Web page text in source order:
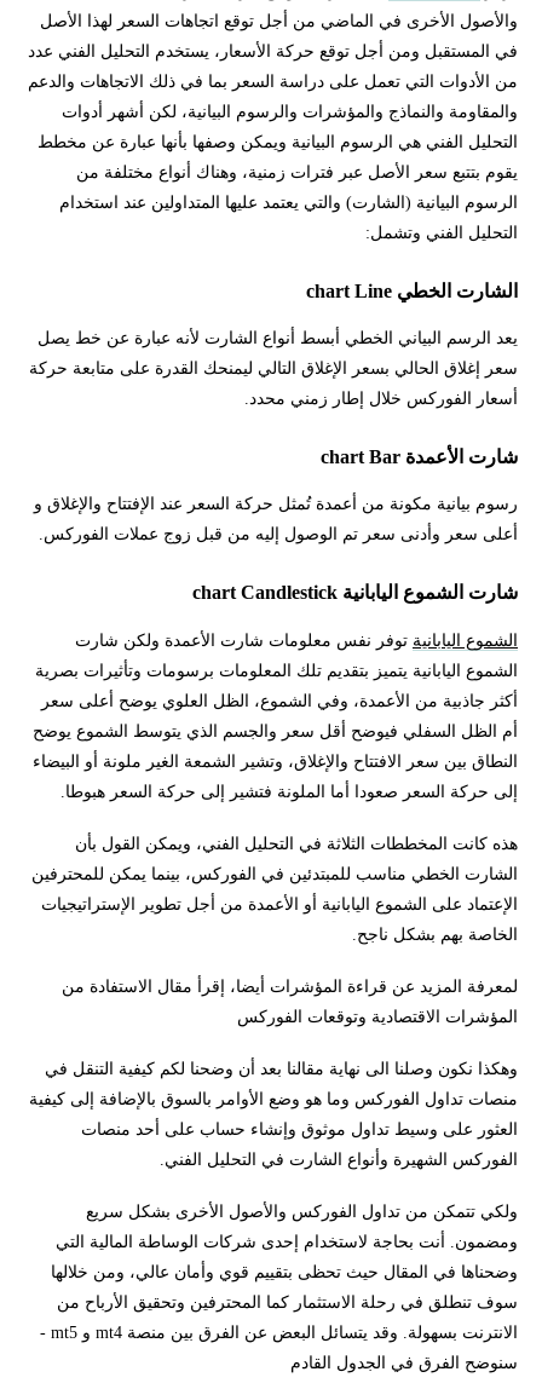
والأصول الأخرى في الماضي من أجل توقع اتجاهات السعر لهذا الأصل
في المستقبل ومن أجل توقع حركة الأسعار، يستخدم التحليل الفني عدد
من الأدوات التي تعمل على دراسة السعر بما في ذلك الاتجاهات والدعم
والمقاومة والنماذج والمؤشرات والرسوم البيانية، لكن أشهر أدوات
التحليل الفني هي الرسوم البيانية ويمكن وصفها بأنها عبارة عن مخطط
يقوم بتتبع سعر الأصل عبر فترات زمنية، وهناك أنواع مختلفة من
الرسوم البيانية (الشارت) والتي يعتمد عليها المتداولين عند استخدام
التحليل الفني وتشمل:
الشارت الخطي chart Line
يعد الرسم البياني الخطي أبسط أنواع الشارت لأنه عبارة عن خط يصل
سعر إغلاق الحالي بسعر الإغلاق التالي ليمنحك القدرة على متابعة حركة
أسعار الفوركس خلال إطار زمني محدد.
شارت الأعمدة chart Bar
رسوم بيانية مكونة من أعمدة تُمثل حركة السعر عند الإفتتاح والإغلاق و
أعلى سعر وأدنى سعر تم الوصول إليه من قبل زوج عملات الفوركس.
شارت الشموع اليابانية chart Candlestick
الشموع اليابانية توفر نفس معلومات شارت الأعمدة ولكن شارت
الشموع اليابانية يتميز بتقديم تلك المعلومات برسومات وتأثيرات بصرية
أكثر جاذبية من الأعمدة، وفي الشموع، الظل العلوي يوضح أعلى سعر
أم الظل السفلي فيوضح أقل سعر والجسم الذي يتوسط الشموع يوضح
النطاق بين سعر الافتتاح والإغلاق، وتشير الشمعة الغير ملونة أو البيضاء
إلى حركة السعر صعودا أما الملونة فتشير إلى حركة السعر هبوطا.
هذه كانت المخططات الثلاثة في التحليل الفني، ويمكن القول بأن
الشارت الخطي مناسب للمبتدئين في الفوركس، بينما يمكن للمحترفين
الإعتماد على الشموع اليابانية أو الأعمدة من أجل تطوير الإستراتيجيات
الخاصة بهم بشكل ناجح.
لمعرفة المزيد عن قراءة المؤشرات أيضا، إقرأ مقال الاستفادة من
المؤشرات الاقتصادية وتوقعات الفوركس
وهكذا نكون وصلنا الى نهاية مقالنا بعد أن وضحنا لكم كيفية التنقل في
منصات تداول الفوركس وما هو وضع الأوامر بالسوق بالإضافة إلى كيفية
العثور على وسيط تداول موثوق وإنشاء حساب على أحد منصات
الفوركس الشهيرة وأنواع الشارت في التحليل الفني.
ولكي تتمكن من تداول الفوركس والأصول الأخرى بشكل سريع
ومضمون. أنت بحاجة لاستخدام إحدى شركات الوساطة المالية التي
وضحناها في المقال حيث تحظى بتقييم قوي وأمان عالي، ومن خلالها
سوف تنطلق في رحلة الاستثمار كما المحترفين وتحقيق الأرباح من
الانترنت بسهولة. وقد يتسائل البعض عن الفرق بين منصة mt4 و mt5 -
سنوضح الفرق في الجدول القادم